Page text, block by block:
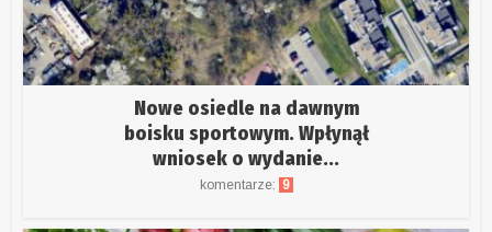
Nowe osiedle na dawnym
boisku sportowym. Wpłynął
wniosek o wydanie...
komentarze: 9